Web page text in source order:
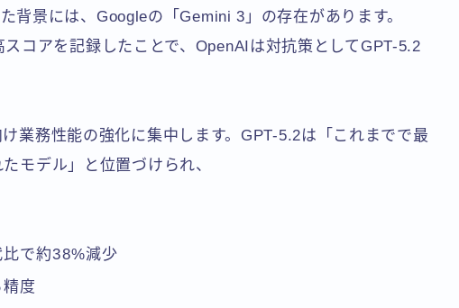
背景には、Googleの「Gemini 3」の存在があります。
コアを記録したことで、OpenAIは対抗策としてGPT-5.2
業務性能の強化に集中します。GPT-5.2は「これまでで最
モデル」と位置づけられ、
で約38%減少
度